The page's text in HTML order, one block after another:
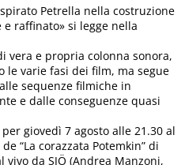
Petrella nella costruzione
raffinato» si legge nella
vera e propria colonna sonora,
le varie fasi dei film, ma segue
sequenze filmiche in
e dalle conseguenze quasi
giovedì 7 agosto alle 21.30 al
“La corazzata Potemkin” di
da SJÖ (Andrea Manzoni,